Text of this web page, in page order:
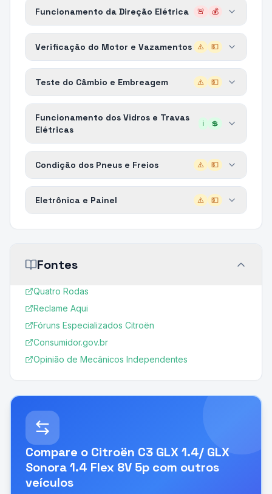
Funcionamento da Direção Elétrica 🚨 💰
Verificação do Motor e Vazamentos ⚠️ 💵
Teste do Câmbio e Embreagem ⚠️ 💵
Funcionamento dos Vidros e Travas
Elétricas
ℹ️ 💲
Condição dos Pneus e Freios ⚠️ 💵
Eletrônica e Painel ⚠️ 💵
Fontes
Quatro Rodas
Reclame Aqui
Fóruns Especializados Citroën
Consumidor.gov.br
Opinião de Mecânicos Independentes
Compare o Citroën C3 GLX 1.4/ GLX
Sonora 1.4 Flex 8V 5p com outros
veículos